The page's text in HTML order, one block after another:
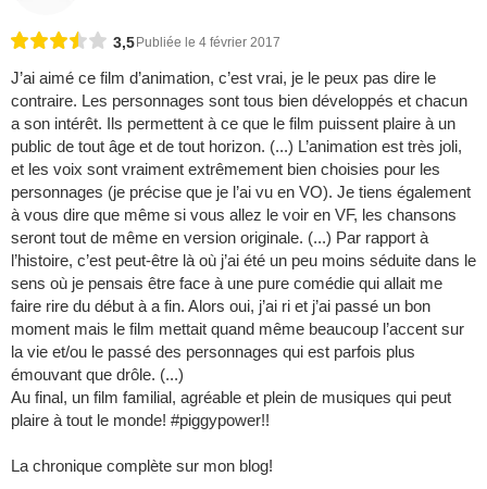
3,5 Publiée le 4 février 2017
J’ai aimé ce film d’animation, c’est vrai, je le peux pas dire le
contraire. Les personnages sont tous bien développés et chacun
a son intérêt. Ils permettent à ce que le film puissent plaire à un
public de tout âge et de tout horizon. (...) L’animation est très joli,
et les voix sont vraiment extrêmement bien choisies pour les
personnages (je précise que je l’ai vu en VO). Je tiens également
à vous dire que même si vous allez le voir en VF, les chansons
seront tout de même en version originale. (...) Par rapport à
l’histoire, c’est peut-être là où j’ai été un peu moins séduite dans le
sens où je pensais être face à une pure comédie qui allait me
faire rire du début à a fin. Alors oui, j’ai ri et j’ai passé un bon
moment mais le film mettait quand même beaucoup l’accent sur
la vie et/ou le passé des personnages qui est parfois plus
émouvant que drôle. (...)
Au final, un film familial, agréable et plein de musiques qui peut
plaire à tout le monde! #piggypower!!
La chronique complète sur mon blog!